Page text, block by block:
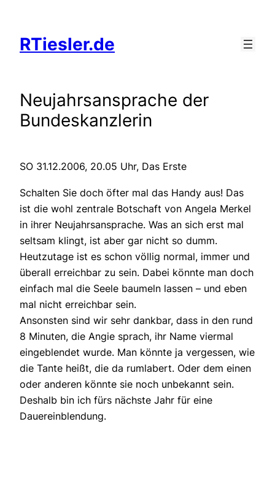
springen
RTiesler.de
Neujahrsansprache der
Bundeskanzlerin
SO 31.12.2006, 20.05 Uhr, Das Erste
Schalten Sie doch öfter mal das Handy aus! Das
ist die wohl zentrale Botschaft von Angela Merkel
in ihrer Neujahrsansprache. Was an sich erst mal
seltsam klingt, ist aber gar nicht so dumm.
Heutzutage ist es schon völlig normal, immer und
überall erreichbar zu sein. Dabei könnte man doch
einfach mal die Seele baumeln lassen – und eben
mal nicht erreichbar sein.
Ansonsten sind wir sehr dankbar, dass in den rund
8 Minuten, die Angie sprach, ihr Name viermal
eingeblendet wurde. Man könnte ja vergessen, wie
die Tante heißt, die da rumlabert. Oder dem einen
oder anderen könnte sie noch unbekannt sein.
Deshalb bin ich fürs nächste Jahr für eine
Dauereinblendung.